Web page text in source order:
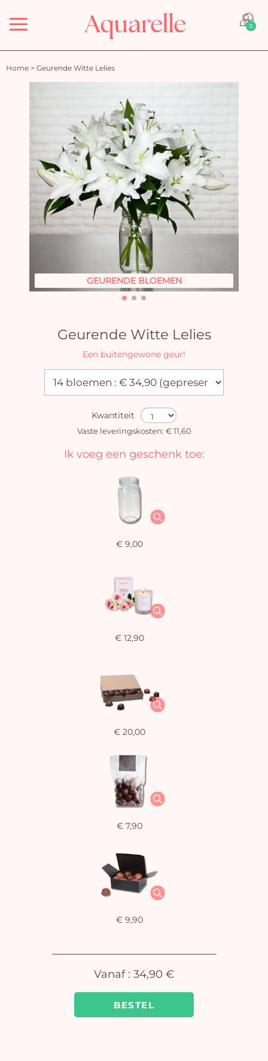
Menu 0
Home > Geurende Witte Lelies
GEURENDE BLOEMEN
Geurende Witte Lelies
Een buitengewone geur!
Kwantiteit
Vaste leveringskosten: € 11,60
BESTEL
Ik voeg een geschenk toe:
€ 9,00
€ 12,90
€ 20,00
€ 7,90
€ 9,90
Vanaf : 34,90 €